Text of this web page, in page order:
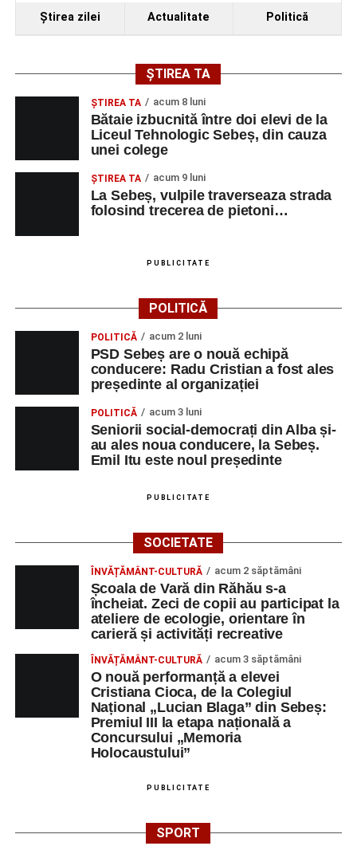
Ştirea zilei Actualitate Politică
ȘTIREA TA
ŞTIREA TA acum 8 luni
Bătaie izbucnită între doi elevi de la
Liceul Tehnologic Sebeș, din cauza
unei colege
ŞTIREA TA acum 9 luni
La Sebeș, vulpile traverseaza strada
folosind trecerea de pietoni…
PUBLICITATE
POLITICĂ
POLITICĂ acum 2 luni
PSD Sebeș are o nouă echipă
conducere: Radu Cristian a fost ales
președinte al organizației
POLITICĂ acum 3 luni
Seniorii social-democrați din Alba și-
au ales noua conducere, la Sebeș.
Emil Itu este noul președinte
PUBLICITATE
SOCIETATE
ÎNVĂȚĂMÂNT-CULTURĂ acum 2 săptămâni
Școala de Vară din Răhău s-a
încheiat. Zeci de copii au participat la
ateliere de ecologie, orientare în
carieră și activități recreative
ÎNVĂȚĂMÂNT-CULTURĂ acum 3 săptămâni
O nouă performanță a elevei
Cristiana Cioca, de la Colegiul
Național „Lucian Blaga” din Sebeș:
Premiul III la etapa națională a
Concursului „Memoria
Holocaustului”
PUBLICITATE
SPORT